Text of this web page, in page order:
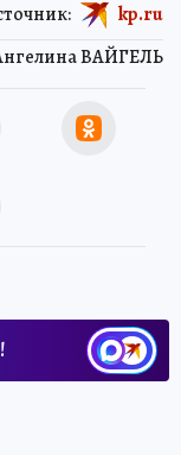
ВАЙГЕЛЬ
kp.ru